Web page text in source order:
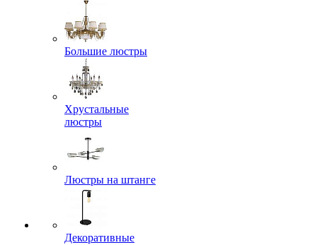
Большие люстры
Хрустальные
люстры
Люстры на штанге
Декоративные